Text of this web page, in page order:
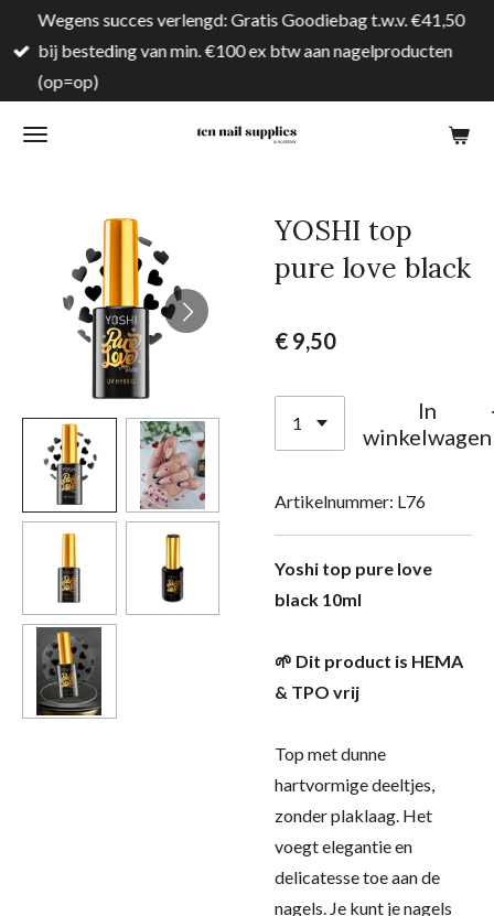
direct
naar
hoofdinhoud
Wegens succes verlengd: Gratis Goodiebag t.w.v. €41,50
bij besteding van min. €100 ex btw aan nagelproducten
(op=op)
YOSHI top
pure love black
€ 9,50
In
winkelwagen
Artikelnummer: L76
Yoshi top pure love
black 10ml
🌱 Dit product is HEMA
& TPO vrij
Top met dunne
hartvormige deeltjes,
zonder plaklaag. Het
voegt elegantie en
delicatesse toe aan de
nagels. Je kunt je nagels